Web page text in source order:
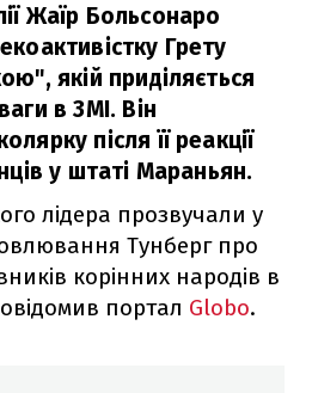
Жаїр Больсонаро
Грету
якій приділяється
в ЗМІ. Він
після її реакції
у штаті Мараньян.
лідера прозвучали у
Тунберг про
корінних народів в
портал Globo.